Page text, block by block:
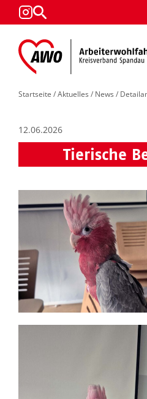
Startseite /Aktuelles / News /
12.06.2026
Tierische